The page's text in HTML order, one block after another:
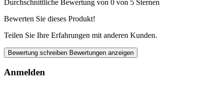
Durchschnittliche Bewertung von 0 von 5 Sternen
Bewerten Sie dieses Produkt!
Teilen Sie Ihre Erfahrungen mit anderen Kunden.
Bewertung schreiben Bewertungen anzeigen
Anmelden